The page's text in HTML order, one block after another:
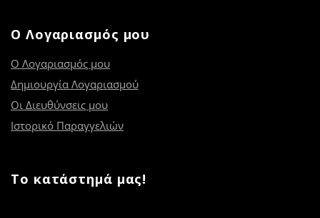
Ο Λογαριασμός μου
Ο Λογαριασμός μου
Δημιουργία Λογαριασμού
Οι Διευθύνσεις μου
Ιστορικό Παραγγελιών
Το κατάστημά μας!